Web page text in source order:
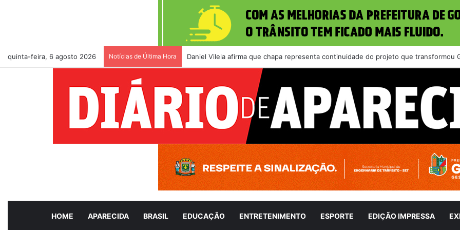
quinta-feira, 6 agosto 2026 Notícias de Última Hora Daniel Vilela afirma que chapa representa continuidade do projeto que transformou
HOME APARECIDA BRASIL EDUCAÇÃO ENTRETENIMENTO ESPORTE EDIÇÃO IMPRESSA